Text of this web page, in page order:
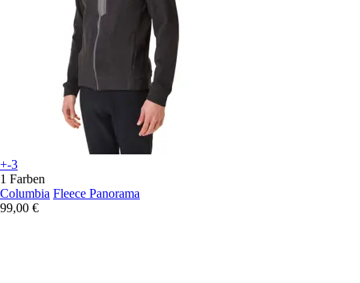
+-3
1 Farben
Columbia Fleece Panorama
99,00 €